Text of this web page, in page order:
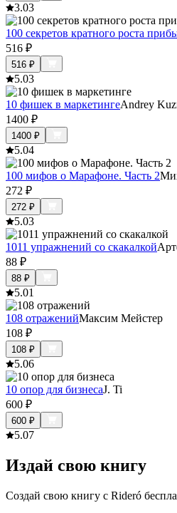
3.03
100 секретов кратного роста
516 ₽
516 ₽
5.03
10 фишек в маркетингеAndrey
1400 ₽
1400 ₽
5.04
100 мифов о Марафоне. Часть 2
272 ₽
272 ₽
5.03
1011 упражнений со скакалкой
88 ₽
88 ₽
5.01
108 отраженийМаксим Мейстер
108 ₽
108 ₽
5.06
10 опор для бизнесаJ. Ti
600 ₽
600 ₽
5.07
Издай свою книгу
Создай свою книгу с Rideró